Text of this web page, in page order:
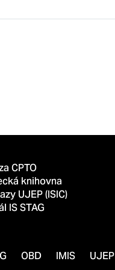
CPTO
knihovna
UJEP (ISIC)
IS STAG
OBD IMIS UJEP